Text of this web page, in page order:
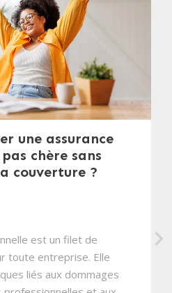
une assurance
chère sans
couverture ?
est un filet de
toute entreprise. Elle
liés aux dommages